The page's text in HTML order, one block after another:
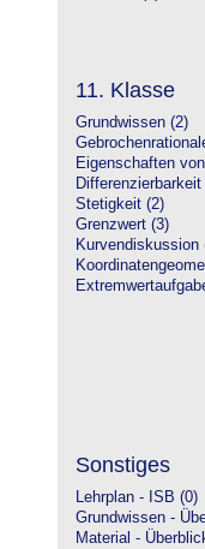
11. Klasse
Grundwissen (2)
Eigenschaften
Differenzierbarkeit
Stetigkeit (2)
Grenzwert (3)
Kurvendiskussion
Sonstiges
Lehrplan - ISB (0)
Grundwissen -
Material -